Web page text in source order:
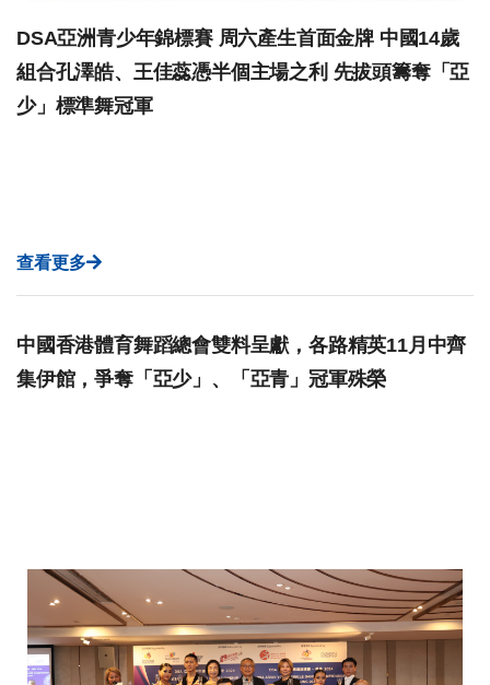
DSA亞洲青少年錦標賽 周六產生首面金牌 中國14歲
組合孔澤皓、王佳蕊憑半個主場之利 先拔頭籌奪「亞
少」標準舞冠軍
查看更多
中國香港體育舞蹈總會雙料呈獻，各路精英11月中齊
集伊館，爭奪「亞少」、「亞青」冠軍殊榮